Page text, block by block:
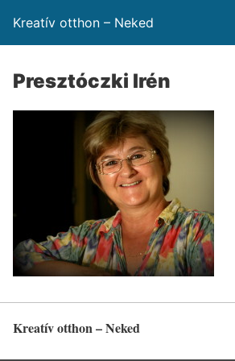
Kreatív otthon – Neked
Presztóczki Irén
Kreatív otthon – Neked